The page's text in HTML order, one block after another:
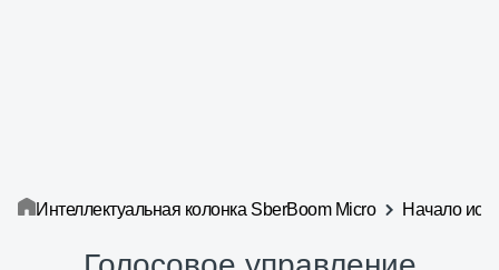
Интеллектуальная колонка SberBoom Micro Начало